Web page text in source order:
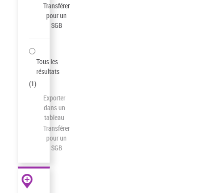
Transférer
pour un
SGB
Tous les
résultats
(1)
Exporter
dans un
tableau
Transférer
pour un
SGB